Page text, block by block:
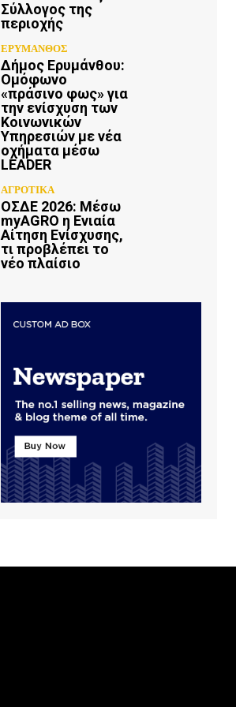
Σύλλογος της
περιοχής
ΕΡΥΜΑΝΘΟΣ
Δήμος Ερυμάνθου:
Ομόφωνο
«πράσινο φως» για
την ενίσχυση των
Κοινωνικών
Υπηρεσιών με νέα
οχήματα μέσω
LEADER
ΑΓΡΟΤΙΚΑ
ΟΣΔΕ 2026: Μέσω
myAGRO η Ενιαία
Αίτηση Ενίσχυσης,
τι προβλέπει το
νέο πλαίσιο